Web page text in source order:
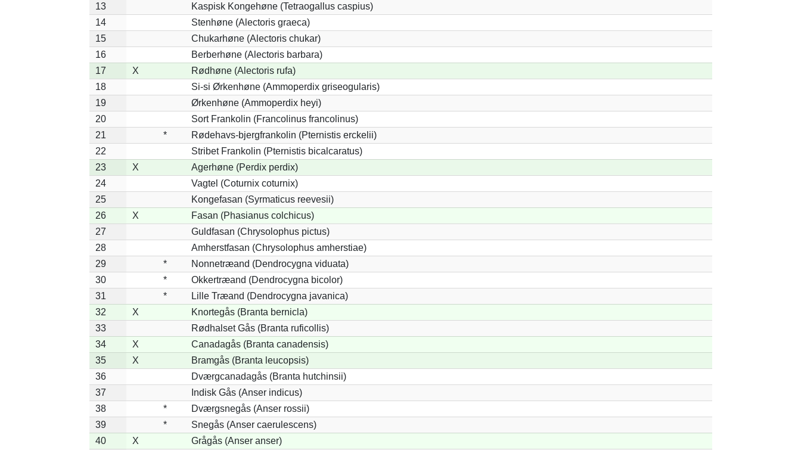
13
Kaspisk Kongehøne (Tetraogallus caspius)
14
Stenhøne (Alectoris graeca)
15
Chukarhøne (Alectoris chukar)
16
Berberhøne (Alectoris barbara)
17
X
Rødhøne (Alectoris rufa)
18
Si-si Ørkenhøne (Ammoperdix griseogularis)
19
Ørkenhøne (Ammoperdix heyi)
20
Sort Frankolin (Francolinus francolinus)
21
*
Rødehavs-bjergfrankolin (Pternistis erckelii)
22
Stribet Frankolin (Pternistis bicalcaratus)
23
X
Agerhøne (Perdix perdix)
24
Vagtel (Coturnix coturnix)
25
Kongefasan (Syrmaticus reevesii)
26
X
Fasan (Phasianus colchicus)
27
Guldfasan (Chrysolophus pictus)
28
Amherstfasan (Chrysolophus amherstiae)
29
*
Nonnetræand (Dendrocygna viduata)
30
*
Okkertræand (Dendrocygna bicolor)
31
*
Lille Træand (Dendrocygna javanica)
32
X
Knortegås (Branta bernicla)
33
Rødhalset Gås (Branta ruficollis)
34
X
Canadagås (Branta canadensis)
35
X
Bramgås (Branta leucopsis)
36
Dværgcanadagås (Branta hutchinsii)
37
Indisk Gås (Anser indicus)
38
*
Dværgsnegås (Anser rossii)
39
*
Snegås (Anser caerulescens)
40
X
Grågås (Anser anser)